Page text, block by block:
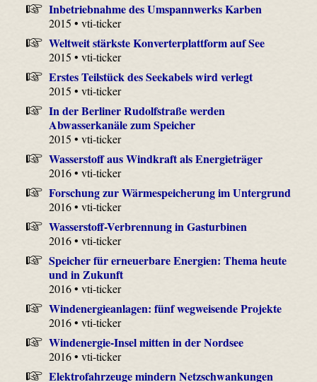
Inbetriebnahme des Umspannwerks Karben
2015 • vti-ticker
Weltweit stärkste Konverterplattform auf See
2015 • vti-ticker
Erstes Teilstück des Seekabels wird verlegt
2015 • vti-ticker
In der Berliner Rudolfstraße werden
Abwasserkanäle zum Speicher
2015 • vti-ticker
Wasserstoff aus Windkraft als Energieträger
2016 • vti-ticker
Forschung zur Wärmespeicherung im Untergrund
2016 • vti-ticker
Wasserstoff-Verbrennung in Gasturbinen
2016 • vti-ticker
Speicher für erneuerbare Energien: Thema heute
und in Zukunft
2016 • vti-ticker
Windenergieanlagen: fünf wegweisende Projekte
2016 • vti-ticker
Windenergie-Insel mitten in der Nordsee
2016 • vti-ticker
Elektrofahrzeuge mindern Netzschwankungen